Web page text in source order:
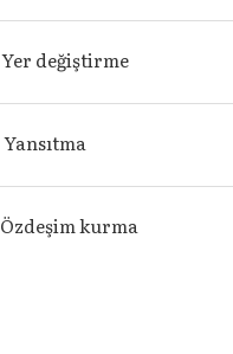
Yer değiştirme
Yansıtma
Özdeşim kurma